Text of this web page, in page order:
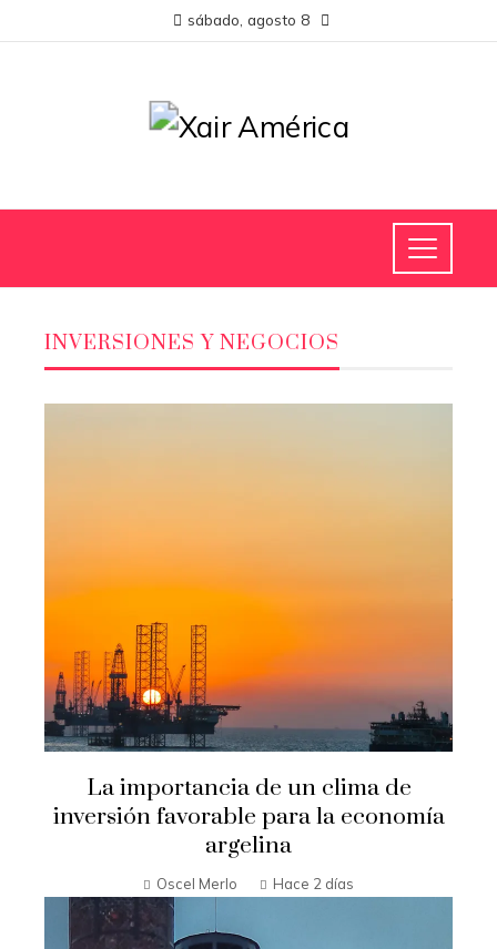
sábado, agosto 8
INVERSIONES Y NEGOCIOS
La importancia de un clima de
inversión favorable para la economía
argelina
Oscel Merlo Hace 2 días